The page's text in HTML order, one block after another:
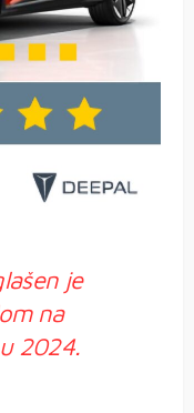
je
na
2024.